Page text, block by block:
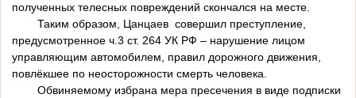
полученных телесных повреждений скончался на месте.
Таким образом, Цанцаев совершил преступление,
предусмотренное ч.3 ст. 264 УК РФ – нарушение лицом
управляющим автомобилем, правил дорожного движения,
повлёкшее по неосторожности смерть человека.
Обвиняемому избрана мера пресечения в виде подписки